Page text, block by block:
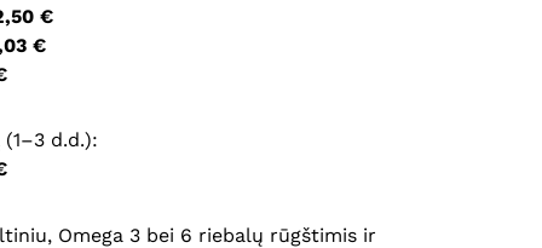
€
€
d.d.):
Omega 3 bei 6 riebalų rūgštimis ir